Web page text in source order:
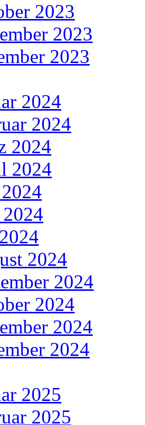
2023
2023
2023
2024
2024
2024
2024
2024
2024
2024
2024
2024
2025
2025